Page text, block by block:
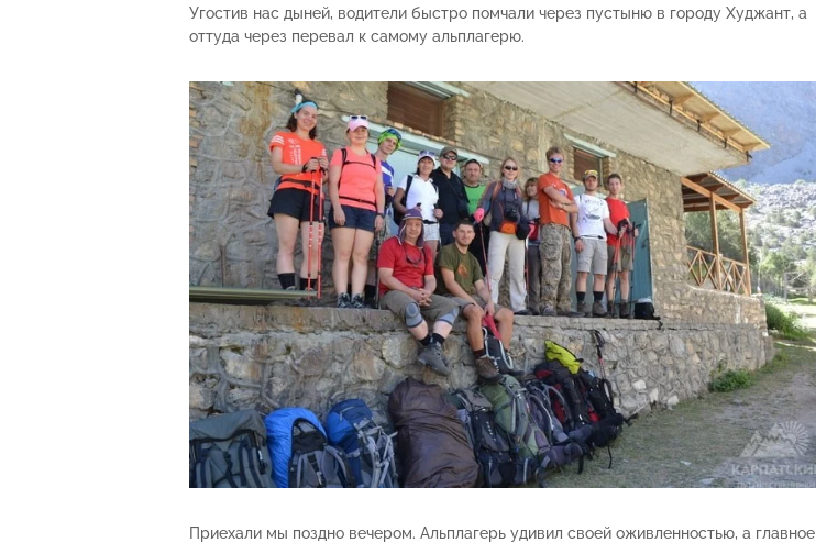
Угостив нас дыней, водители быстро помчали через пустыню в городу Худжант, а
оттуда через перевал к самому альплагерю.
Приехали мы поздно вечером. Альплагерь удивил своей оживленностью, а главное